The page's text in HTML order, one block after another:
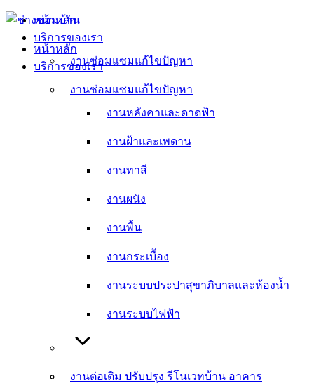
Skip
content
หน้าหลัก
บริการของเรา
งานซ่อมแซมแก้ไขปัญหา
งานหลังคาและดาดฟ้า
งานฝ้าและเพดาน
งานทาสี
งานผนัง
งานพื้น
งานกระเบื้อง
งานระบบประปาสุขาภิบาลและห้องน้ำ
งานระบบไฟฟ้า
งานต่อเติม ปรับปรุง รีโนเวทบ้าน อาคาร
หน้าหลัก
บริการของเรา
งานซ่อมแซมแก้ไขปัญหา
งานหลังคาและดาดฟ้า
งานฝ้าและเพดาน
งานทาสี
งานผนัง
งานพื้น
งานกระเบื้อง
งานระบบประปาสุขาภิบาลและห้องน้ำ
งานระบบไฟฟ้า
งานต่อเติม ปรับปรุง รีโนเวทบ้าน อาคาร
งานก่อสร้างใหม่